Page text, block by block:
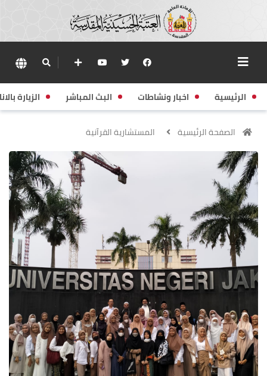
الرئيسية اخبار ونشاطات البث المباشر الزيارة
الصفحة الرئيسية المستشارية القرآنية